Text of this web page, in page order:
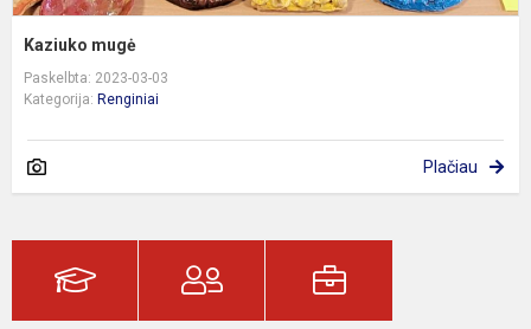
Kaziuko mugė
Paskelbta: 2023-03-03
Kategorija: Renginiai
Plačiau